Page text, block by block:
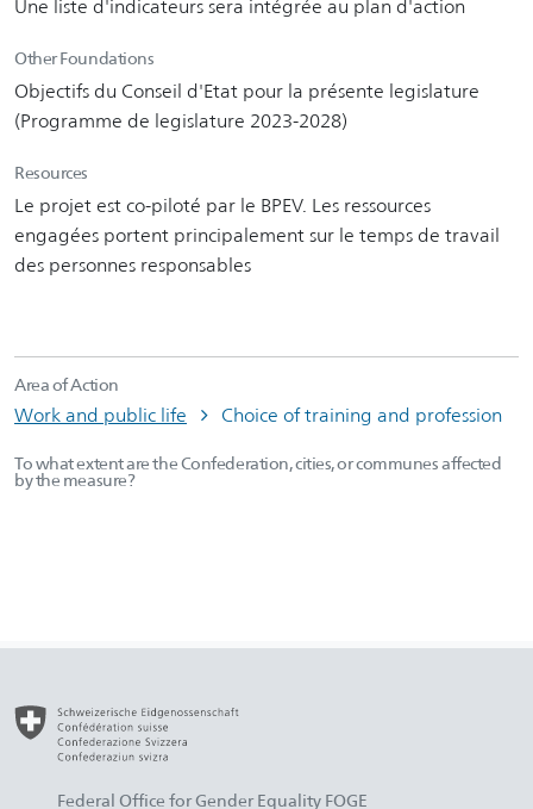
Une liste d'indicateurs sera intégrée au plan d'action
Other Foundations
Objectifs du Conseil d'Etat pour la présente legislature
(Programme de legislature 2023-2028)
Resources
Le projet est co-piloté par le BPEV. Les ressources
engagées portent principalement sur le temps de travail
des personnes responsables
Area of Action
Work and public life Choice of training and profession
To what extent are the Confederation, cities, or communes affected
by the measure?
Federal Office for Gender Equality FOGE